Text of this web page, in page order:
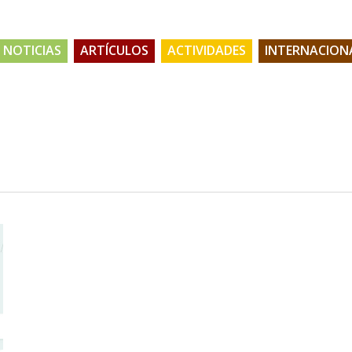
NOTICIAS ARTÍCULOS ACTIVIDADES